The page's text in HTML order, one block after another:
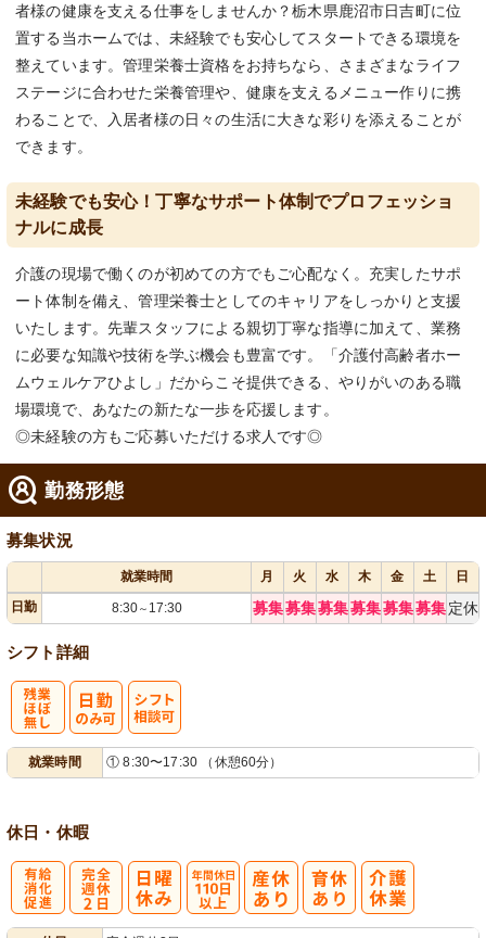
者様の健康を支える仕事をしませんか？栃木県鹿沼市日吉町に位
置する当ホームでは、未経験でも安心してスタートできる環境を
整えています。管理栄養士資格をお持ちなら、さまざまなライフ
ステージに合わせた栄養管理や、健康を支えるメニュー作りに携
わることで、入居者様の日々の生活に大きな彩りを添えることが
できます。
未経験でも安心！丁寧なサポート体制でプロフェッショ
ナルに成長
介護の現場で働くのが初めての方でもご心配なく。充実したサポ
ート体制を備え、管理栄養士としてのキャリアをしっかりと支援
いたします。先輩スタッフによる親切丁寧な指導に加えて、業務
に必要な知識や技術を学ぶ機会も豊富です。「介護付高齢者ホー
ムウェルケアひよし」だからこそ提供できる、やりがいのある職
場環境で、あなたの新たな一歩を応援します。
◎未経験の方もご応募いただける求人です◎
勤務形態
募集状況
就業時間 月 火 水 木 金 土
日
日勤
8:30～ 17:30 募集募集募集募集募集募集 定休
シフト詳細
就業時間 ① 8:30〜17:30 （休憩60分）
休日・休暇